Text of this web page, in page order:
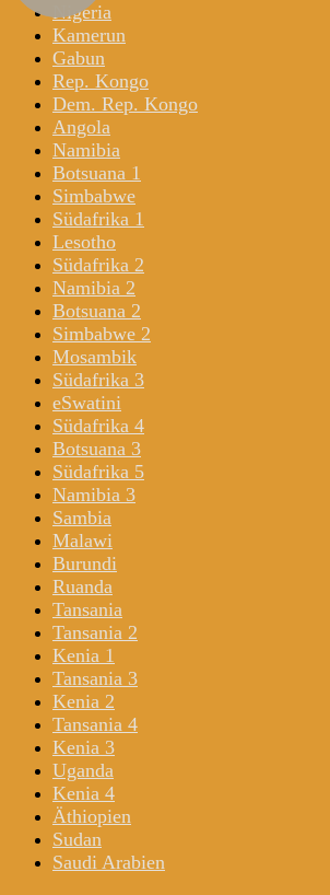
Nigeria
Kamerun
Gabun
Rep. Kongo
Dem. Rep. Kongo
Angola
Namibia
Botsuana 1
Simbabwe
Südafrika 1
Lesotho
Südafrika 2
Namibia 2
Botsuana 2
Simbabwe 2
Mosambik
Südafrika 3
eSwatini
Südafrika 4
Botsuana 3
Südafrika 5
Namibia 3
Sambia
Malawi
Burundi
Ruanda
Tansania
Tansania 2
Kenia 1
Tansania 3
Kenia 2
Tansania 4
Kenia 3
Uganda
Kenia 4
Äthiopien
Sudan
Saudi Arabien